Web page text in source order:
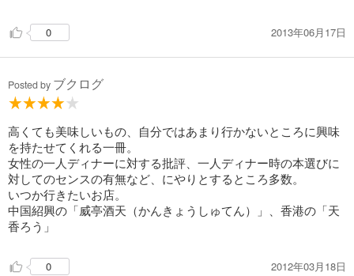
0 2013年06月17日
Posted by ブクログ
高くても美味しいもの、自分ではあまり行かないところに興味
を持たせてくれる一冊。
女性の一人ディナーに対する批評、一人ディナー時の本選びに
対してのセンスの有無など、にやりとするところ多数。
いつか行きたいお店。
中国紹興の「威亭酒天（かんきょうしゅてん）」、香港の「天
香ろう」
0 2012年03月18日